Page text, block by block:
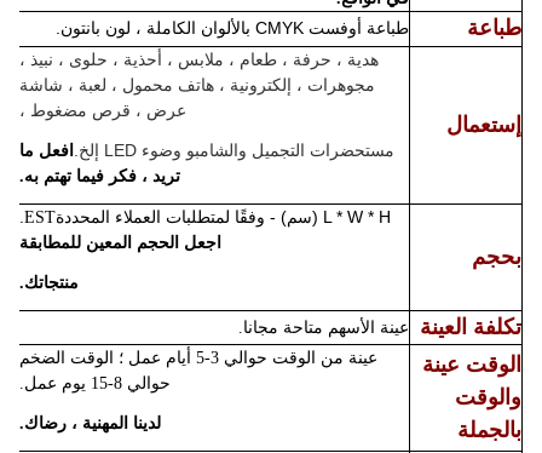
طباعة طباعة أوفست CMYK بالألوان الكاملة ، لون بانتون.
إستعمال
هدية ، حرفة ، طعام ، ملابس ، أحذية ، حلوى ، نبيذ ،
مجوهرات ، إلكترونية ، هاتف محمول ، لعبة ، شاشة
عرض ، قرص مضغوط ،
مستحضرات التجميل والشامبو وضوء LED إلخ.
افعل ما
تريد ، فكر فيما تهتم به.
بحجم
L * W * H (سم) - وفقًا لمتطلبات العملاء المحددة EST
اجعل الحجم المعين للمطابقة
منتجاتك.
تكلفة العينة عينة الأسهم متاحة مجانا.
الوقت عينة
والوقت
بالجملة
عينة من الوقت حوالي 3-5 أيام عمل ؛ الوقت الضخم
حوالي 8-15 يوم عمل.
لدينا المهنية ، رضاك.